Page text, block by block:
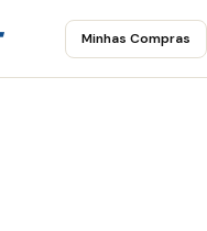
Minhas Compras